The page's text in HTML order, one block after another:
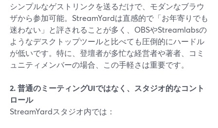
シンプルなゲストリンクを送るだけで、モダンなブラウ
ザから参加可能。StreamYardは直感的で「お年寄りでも
迷わない」と評されることが多く、OBSやStreamlabsの
ようなデスクトップツールと比べても圧倒的にハードル
が低いです。特に、登壇者が多忙な経営者や著者、コミ
ュニティメンバーの場合、この手軽さは重要です。
2. 普通のミーティングUIではなく、スタジオ的なコント
ロール
StreamYardスタジオ内では：